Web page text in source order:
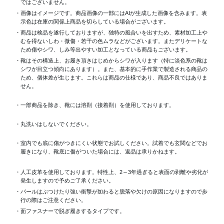
ではございません。
・画像はイメージです。商品画像の一部にはAIが生成した画像を含みます。表
示色は在庫の関係上商品を切らしている場合がございます。
・商品は検品を遂行しておりますが、独特の風合いを出すため、素材加工上や
むを得ないしわ・微傷・若干の色ムラなどがございます。またデリケートな
ため傷やシワ、しみ等出やすい加工となっている商品もございます。
・靴はその構造上、お履き頂きはじめからシワが入ります（特に淡色系の靴は
シワが目立つ傾向にあります）。また、基本的に手作業で製造される商品の
ため、個体差が生じます。これらは商品の仕様であり、商品不良ではありま
せん。
・一部商品を除き、靴には溶剤（接着剤）を使用しております。
・丸洗いはしないでください。
・室内でも底に傷がつきにくい状態でお試しください。試着でも玄関などでお
履きになり、靴底に傷がついた場合には、返品は承りかねます。
・人工皮革を使用しております。特性上、2～3年過ぎると表面の剥離や劣化が
発生しますので予めご了承ください。
・パールはぶつけたり強い衝撃が加わると脱落や欠けの原因になりますので歩
行の際はご注意ください。
・面ファスナーで脱ぎ履きするタイプです。